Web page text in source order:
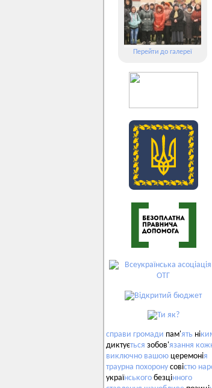
Перейти до галереї
справи громади пам'ять ні
диктується зобов'язання
виключно вашою церемонія
траурна похорону совістю
українського безцінного